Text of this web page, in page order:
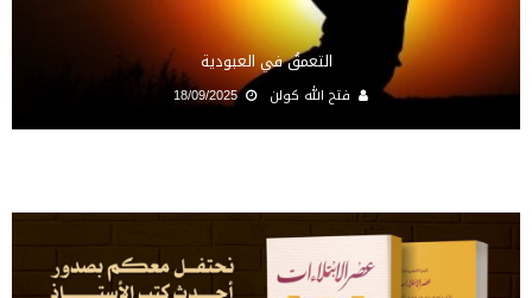
التعمقُ في العبودية
فتح الله كولن 18/09/2025